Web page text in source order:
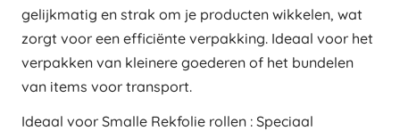
gelijkmatig en strak om je producten wikkelen, wat
zorgt voor een efficiënte verpakking. Ideaal voor het
verpakken van kleinere goederen of het bundelen
van items voor transport.
Ideaal voor Smalle Rekfolie rollen : Speciaal